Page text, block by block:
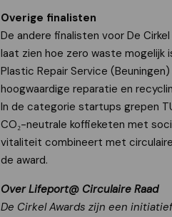
Overige finalisten
De andere finalisten voor De
laat zien hoe zero waste mogelijk
Plastic Repair Service
hoogwaardige reparatie en
In de categorie startups grepen
CO₂-neutrale koffieketen met
vitaliteit combineert met
de award.
Over Lifeport@ Circulaire Raad
De Cirkel Awards zijn een